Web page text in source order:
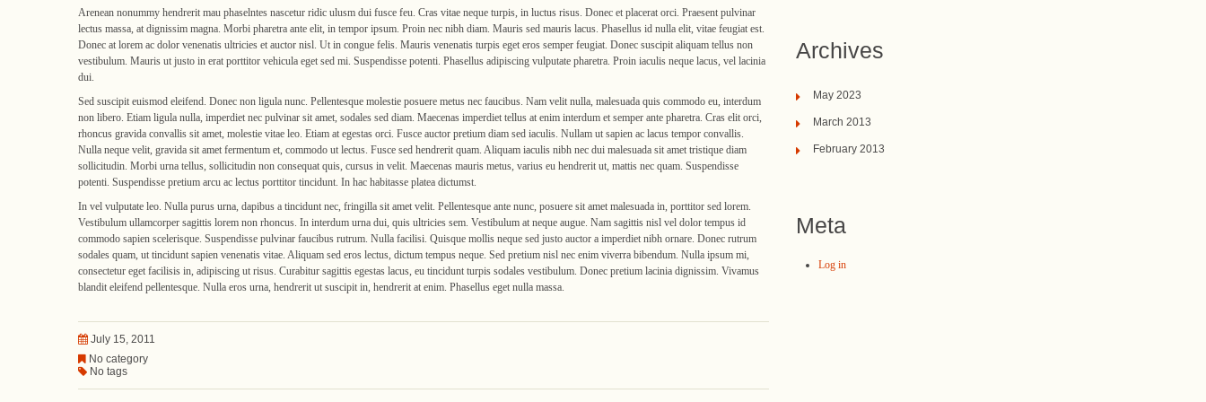
Arenean nonummy hendrerit mau phaselntes nascetur ridic ulusm dui fusce feu. Cras vitae neque turpis, in luctus risus. Donec et placerat orci. Praesent pulvinar
lectus massa, at dignissim magna. Morbi pharetra ante elit, in tempor ipsum. Proin nec nibh diam. Mauris sed mauris lacus. Phasellus id nulla elit, vitae feugiat est.
Donec at lorem ac dolor venenatis ultricies et auctor nisl. Ut in congue felis. Mauris venenatis turpis eget eros semper feugiat. Donec suscipit aliquam tellus non
vestibulum. Mauris ut justo in erat porttitor vehicula eget sed mi. Suspendisse potenti. Phasellus adipiscing vulputate pharetra. Proin iaculis neque lacus, vel lacinia
dui.
Sed suscipit euismod eleifend. Donec non ligula nunc. Pellentesque molestie posuere metus nec faucibus. Nam velit nulla, malesuada quis commodo eu, interdum
non libero. Etiam ligula nulla, imperdiet nec pulvinar sit amet, sodales sed diam. Maecenas imperdiet tellus at enim interdum et semper ante pharetra. Cras elit orci,
rhoncus gravida convallis sit amet, molestie vitae leo. Etiam at egestas orci. Fusce auctor pretium diam sed iaculis. Nullam ut sapien ac lacus tempor convallis.
Nulla neque velit, gravida sit amet fermentum et, commodo ut lectus. Fusce sed hendrerit quam. Aliquam iaculis nibh nec dui malesuada sit amet tristique diam
sollicitudin. Morbi urna tellus, sollicitudin non consequat quis, cursus in velit. Maecenas mauris metus, varius eu hendrerit ut, mattis nec quam. Suspendisse
potenti. Suspendisse pretium arcu ac lectus porttitor tincidunt. In hac habitasse platea dictumst.
In vel vulputate leo. Nulla purus urna, dapibus a tincidunt nec, fringilla sit amet velit. Pellentesque ante nunc, posuere sit amet malesuada in, porttitor sed lorem.
Vestibulum ullamcorper sagittis lorem non rhoncus. In interdum urna dui, quis ultricies sem. Vestibulum at neque augue. Nam sagittis nisl vel dolor tempus id
commodo sapien scelerisque. Suspendisse pulvinar faucibus rutrum. Nulla facilisi. Quisque mollis neque sed justo auctor a imperdiet nibh ornare. Donec rutrum
sodales quam, ut tincidunt sapien venenatis vitae. Aliquam sed eros lectus, dictum tempus neque. Sed pretium nisl nec enim viverra bibendum. Nulla ipsum mi,
consectetur eget facilisis in, adipiscing ut risus. Curabitur sagittis egestas lacus, eu tincidunt turpis sodales vestibulum. Donec pretium lacinia dignissim. Vivamus
blandit eleifend pellentesque. Nulla eros urna, hendrerit ut suscipit in, hendrerit at enim. Phasellus eget nulla massa.
July 15, 2011
No category
No tags
Archives
May 2023
March 2013
February 2013
Meta
Log in